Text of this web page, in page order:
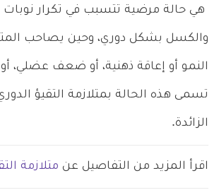
هي حالة مرضية تتسبب في تكرار نوبات
والكسل بشكل دوري، وحين يصاحب
النمو أو إعاقة ذهنية، أو ضعف عضلي،
تسمى هذه الحالة بمتلازمة التقيؤ
الزائدة.
اقرأ المزيد من التفاصيل عن متلازمة